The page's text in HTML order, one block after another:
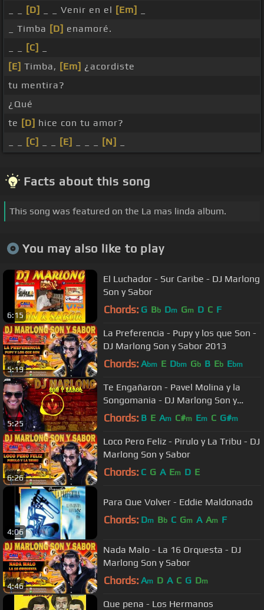
[D] _ _ Venir en el [Em]
_ Timba [D] enamoré.
[C]
[E] Timba, [Em] ¿acordiste
tu mentira?
¿Qué
te [D] hice con tu amor?
[C] [E] [N]
Facts about this song
This song was featured on the La mas linda album.
You may also like to play
6:15
El Luchador - Sur Caribe - DJ Marlong
Son y Sabor
Chords: G Bb Dm Gm D C F
5:19
La Preferencia - Pupy y los que Son -
DJ Marlong Son y Sabor 2013
Chords: Abm E Dbm Gb B Eb Ebm
5:25
Te Engañaron - Pavel Molina y la
Songomania - DJ Marlong Son y
Sabor 2017
Chords: B E Am C#m Em C G#m
6:26
Loco Pero Feliz - Pirulo y La Tribu - DJ
Marlong Son y Sabor
Chords: C G A Em D E
4:06
Para Que Volver - Eddie Maldonado
Chords: Dm Bb C Gm A Am F
4:46
Nada Malo - La 16 Orquesta - DJ
Marlong Son y Sabor
Chords: Am D A C G Dm
Que pena - Los Hermanos